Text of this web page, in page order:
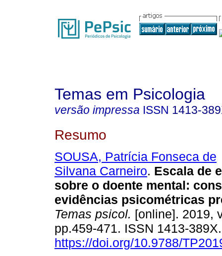
Temas em Psicologia
versão impressa ISSN 1413-
Resumo
SOUSA, Patrícia Fonseca de
Silvana Carneiro. Escala de
sobre o doente mental:
evidências psicométricas
Temas psicol. [online]. 2019,
pp.459-471. ISSN 1413-
https://doi.org/10.9788/